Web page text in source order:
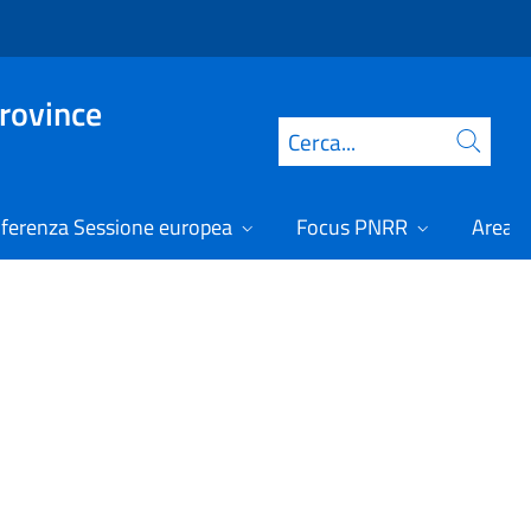
Cerca
Sessione europea Focus PNRR Area